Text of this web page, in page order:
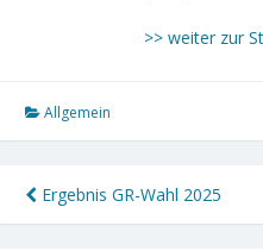
>> weiter zur
Allgemein
Ergebnis GR-Wahl 2025